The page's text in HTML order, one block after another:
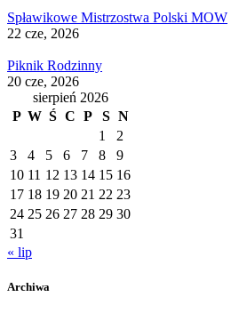
Spławikowe Mistrzostwa Polski MOW
22 cze, 2026
Piknik Rodzinny
20 cze, 2026
sierpień 2026
P W Ś C P S N
1
2
3
4 5 6 7 8
9
10 11 12 13 14 15 16
17 18 19 20 21 22 23
24 25 26 27 28 29 30
31
« lip
Archiwa